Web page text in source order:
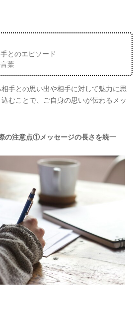
とのエピソード
葉
手との思い出や相手に対して魅力に思
むことで、ご自身の思いが伝わるメッ
の注意点①メッセージの長さを統一